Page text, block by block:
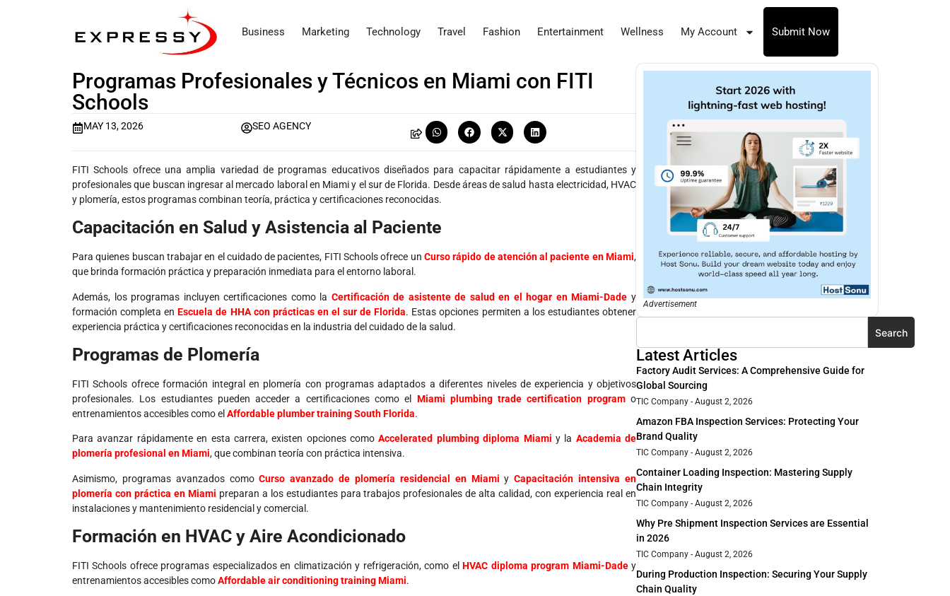
Business Marketing Technology Travel Fashion Entertainment Wellness My Account Submit Now
Programas Profesionales y Técnicos en Miami con FITI
Schools
MAY 13, 2026 SEO AGENCY
FITI Schools ofrece una amplia variedad de programas educativos diseñados para capacitar rápidamente a estudiantes y
profesionales que buscan ingresar al mercado laboral en Miami y el sur de Florida. Desde áreas de salud hasta electricidad, HVAC
y plomería, estos programas combinan teoría, práctica y certificaciones reconocidas.
Capacitación en Salud y Asistencia al Paciente
Para quienes buscan trabajar en el cuidado de pacientes, FITI Schools ofrece un Curso rápido de atención al paciente en Miami,
que brinda formación práctica y preparación inmediata para el entorno laboral.
Además, los programas incluyen certificaciones como la Certificación de asistente de salud en el hogar en Miami-Dade y
formación completa en Escuela de HHA con prácticas en el sur de Florida. Estas opciones permiten a los estudiantes obtener
experiencia práctica y certificaciones reconocidas en la industria del cuidado de la salud.
Programas de Plomería
FITI Schools ofrece formación integral en plomería con programas adaptados a diferentes niveles de experiencia y objetivos
profesionales. Los estudiantes pueden acceder a certificaciones como el
Miami plumbing trade certification programo
entrenamientos accesibles como el Affordable plumber training South Florida.
Para avanzar rápidamente en esta carrera, existen opciones como Accelerated plumbing diploma Miami y la Academia de
plomería profesional en Miami, que combinan teoría con práctica intensiva.
Asimismo, programas avanzados como Curso avanzado de plomería residencial en Miami y Capacitación intensiva en
plomería con práctica en Miami preparan a los estudiantes para trabajos profesionales de alta calidad, con experiencia real en
instalaciones y mantenimiento residencial y comercial.
Formación en HVAC y Aire Acondicionado
FITI Schools ofrece programas especializados en climatización y refrigeración, como el HVAC diploma program Miami-Dadey
entrenamientos accesibles comoAffordable air conditioning training Miami.
Advertisement
Search
Latest Articles
Factory Audit Services: A Comprehensive Guide for
Global Sourcing
TIC Company August 2, 2026
Amazon FBA Inspection Services: Protecting Your
Brand Quality
TIC Company August 2, 2026
Container Loading Inspection: Mastering Supply
Chain Integrity
TIC Company August 2, 2026
Why Pre Shipment Inspection Services are Essential
in 2026
TIC Company August 2, 2026
During Production Inspection: Securing Your Supply
Chain Quality